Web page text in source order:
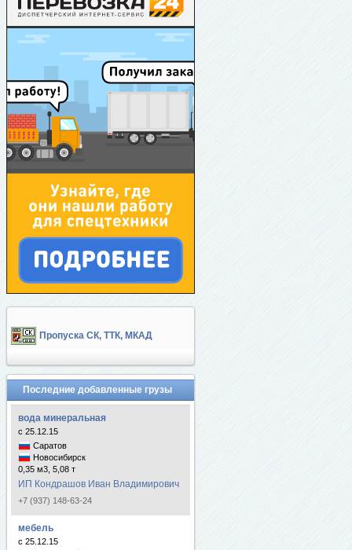
Пропуска СК, ТТК, МКАД
Последние добавленные грузы
вода минеральная
с 25.12.15
Саратов
Новосибирск
0,35 м3, 5,08 т
ИП Кондрашов Иван Владимирович
+7 (937) 148-63-24
мебель
с 25.12.15